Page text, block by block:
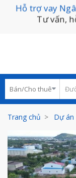
Hỗ trợ vay
Tư vấn,
Trang chủ Dự án